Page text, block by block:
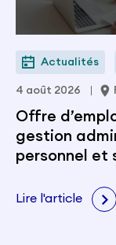
Actualités
4 août 2026
Offre
gestion
personnel et
Lire l'article